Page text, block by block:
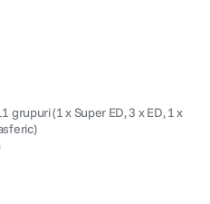
grupuri (1 x Super ED, 3 x ED, 1 x